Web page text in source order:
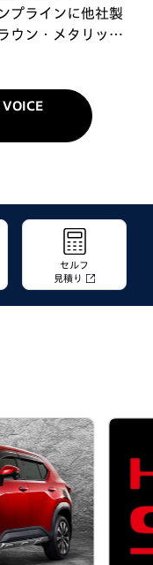
ったHonda Cars
良さに惚れてしま
見しては、あ〜
かせておりまし
プラインに他社製
ウン・メタリッ
VOICE
セルフ
見積り